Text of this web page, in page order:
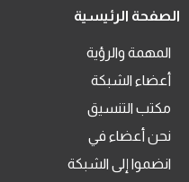
الصفحة الرئيسية
المهمة والرؤية
أعضاء الشبكة
مكتب التنسيق
نحن أعضاء في
انضموا إلى الشبكة